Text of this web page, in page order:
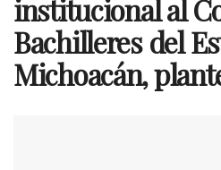
institucional al
Bachilleres del
Michoacán,